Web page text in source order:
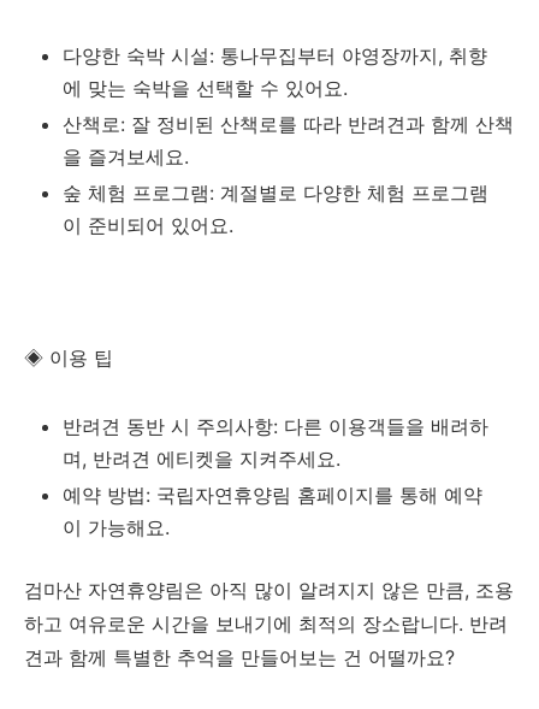
다양한 숙박 시설: 통나무집부터 야영장까지, 취향
에 맞는 숙박을 선택할 수 있어요.
산책로: 잘 정비된 산책로를 따라 반려견과 함께 산책
을 즐겨보세요.
숲 체험 프로그램: 계절별로 다양한 체험 프로그램
이 준비되어 있어요.
◈ 이용 팁
반려견 동반 시 주의사항: 다른 이용객들을 배려하
며, 반려견 에티켓을 지켜주세요.
예약 방법: 국립자연휴양림 홈페이지를 통해 예약
이 가능해요.
검마산 자연휴양림은 아직 많이 알려지지 않은 만큼, 조용
하고 여유로운 시간을 보내기에 최적의 장소랍니다. 반려
견과 함께 특별한 추억을 만들어보는 건 어떨까요?